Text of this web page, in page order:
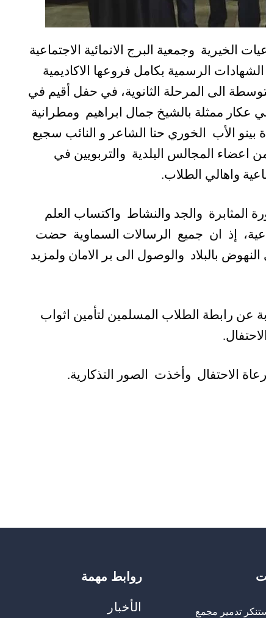
وجمعية البرج الانمائية الاجتماعية
الرسمية بكامل فروعها الاكاديمية
الى المرحلة الثانوية، في حفل أقيم في
في عكار ممثلة بالشيخ جمال ابراهيم ومطرانية
بينو الأب الخوري حنا الشاعر و النائب سجيع
المجالس البلدية والتربويين في
واهالي الطلاب.
والجد والنشاط واكتساب العلم
إذ ان جميع الرسالات السماوية حضت
بالبلاد والوصول الى بر الامان ولمزيد
عن رابطة الطلاب المسلمين لتأمين اثواب
.
الاحتفال وأخذت الصور التذكارية.
تدمير مجمع
روابط مهمة
الأخبار